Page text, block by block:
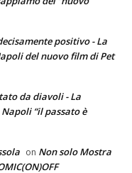
positivo - La
del nuovo film di Pet
da diavoli - La
“il passato è
on Non solo Mostra